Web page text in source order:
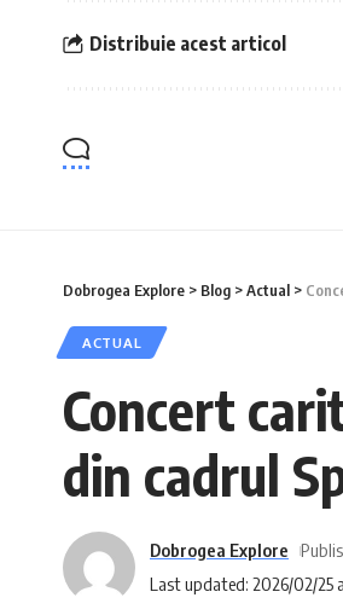
Distribuie acest articol
Dobrogea Explore > Blog >Actual >
ACTUAL
Concert
din cadrul
Last updated: 2026/02/25
Dobrogea Explore